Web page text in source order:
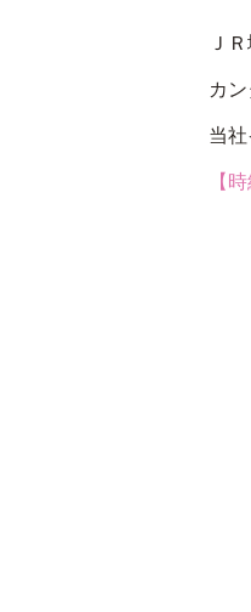
Ｊ
カ
当
【